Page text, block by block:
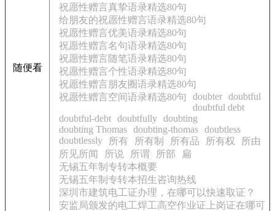
随便看
祝愿性赠言真挚语录精选80句
给朋友的祝愿性赠言语录精选80句
祝愿性赠言优美语录精选80句
祝愿性赠言名句语录精选80句
祝愿性赠言随笔语录精选80句
祝愿性赠言个性语录精选80句
祝愿性赠言朋友圈语录精选80句
祝愿性赠言空间语录精选80句
doubter doubtful
doubtful debt
doubtful-debt doubtfully doubting
doubting Thomas doubting-thomas doubtless
doubtlessly
所有 所有制 所有品 所有权
所由
所见所闻
所说 所谓 所部
扁
无锡五年制专转本概要
无锡五年制专转本招生咨询热线
深圳市建筑电工证办理，在哪可以快速取证？
安监局颁发的电工焊工高空作业证上岗证在哪可